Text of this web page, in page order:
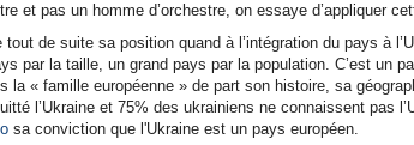
et pas un homme d’orchestre, on essaye d’appliquer
tout de suite sa position quand à l’intégration du pays à
par la taille, un grand pays par la population. C’est un
la « famille européenne » de part son histoire, sa
l’Ukraine et 75% des ukrainiens ne connaissent pas
sa conviction que l'Ukraine est un pays européen.